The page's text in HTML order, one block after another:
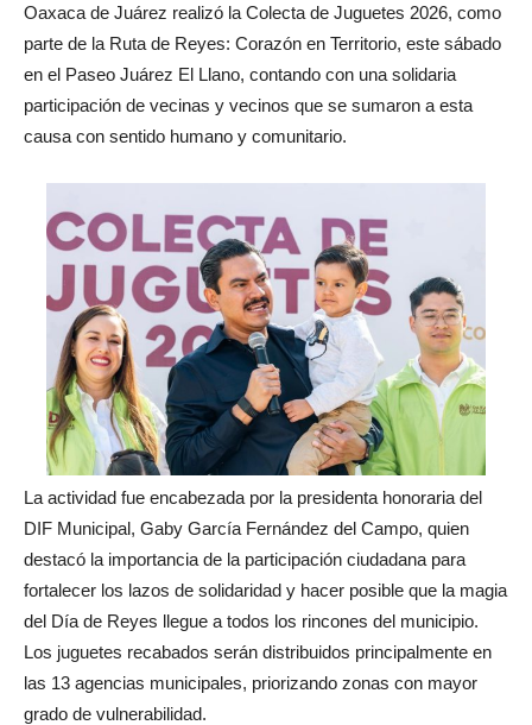
Oaxaca de Juárez realizó la Colecta de Juguetes 2026, como
parte de la Ruta de Reyes: Corazón en Territorio, este sábado
en el Paseo Juárez El Llano, contando con una solidaria
participación de vecinas y vecinos que se sumaron a esta
causa con sentido humano y comunitario.
La actividad fue encabezada por la presidenta honoraria del
DIF Municipal, Gaby García Fernández del Campo, quien
destacó la importancia de la participación ciudadana para
fortalecer los lazos de solidaridad y hacer posible que la magia
del Día de Reyes llegue a todos los rincones del municipio.
Los juguetes recabados serán distribuidos principalmente en
las 13 agencias municipales, priorizando zonas con mayor
grado de vulnerabilidad.